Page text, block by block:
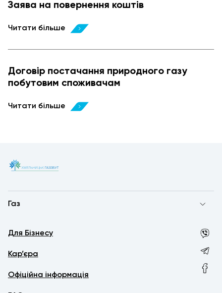
Заява на повернення коштів
Читати більше
Договір постачання природного газу
побутовим споживачам
Читати більше
Газ
Для Бізнесу
Кар’єра
Офіційна інформація